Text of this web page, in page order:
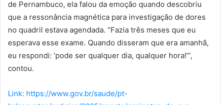
de Pernambuco, ela falou da emoção quando descobriu
que a ressonância magnética para investigação de dores
no quadril estava agendada. “Fazia três meses que eu
esperava esse exame. Quando disseram que era amanhã,
eu respondi: ‘pode ser qualquer dia, qualquer hora!’”,
contou.
Link: https://www.gov.br/saude/pt-